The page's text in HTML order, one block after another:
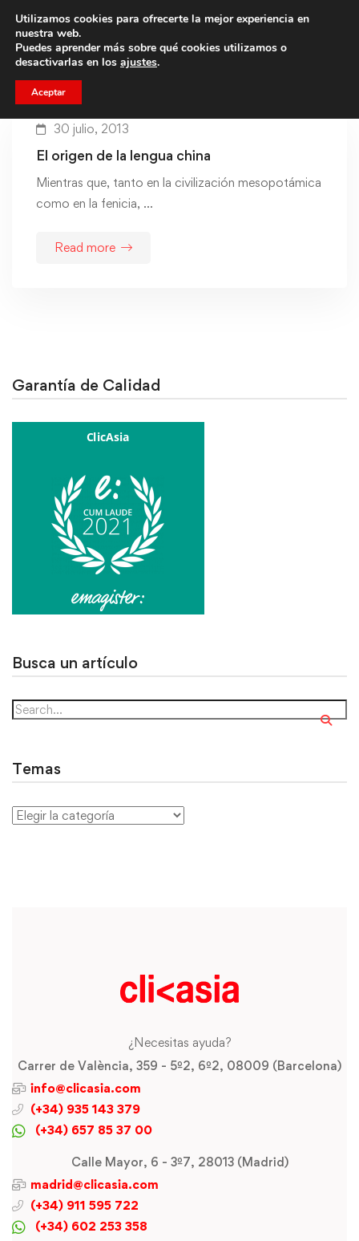
Trae a un amigo y llevaos un total de 75€ de descuento.
30 julio, 2013
El origen de la lengua china
Mientras que, tanto en la civilización mesopotámica
como en la fenicia, …
Read more
Garantía de Calidad
Busca un artículo
Temas
¿Necesitas ayuda?
Carrer de València, 359 - 5º2, 6º2, 08009 (Barcelona)
info@clicasia.com
(+34) 935 143 379
(+34) 657 85 37 00
Calle Mayor, 6 - 3º7, 28013 (Madrid)
madrid@clicasia.com
(+34) 911 595 722
(+34) 602 253 358
Utilizamos cookies para ofrecerte la mejor experiencia en
nuestra web.
Puedes aprender más sobre qué cookies utilizamos o
desactivarlas en los ajustes.
Aceptar